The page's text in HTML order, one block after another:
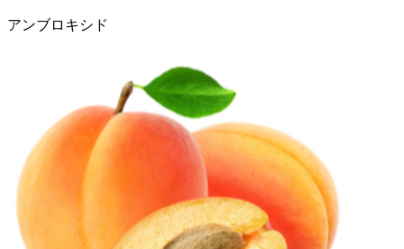
アンブロキシド